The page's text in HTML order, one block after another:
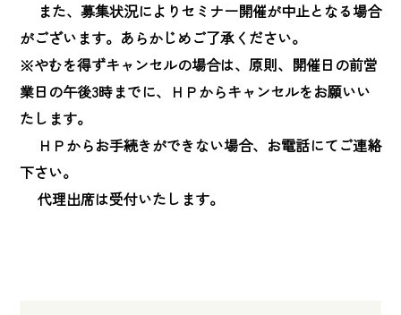
また、募集状況によりセミナー開催が中止となる場合
がございます。あらかじめご了承ください。
※やむを得ずキャンセルの場合は、原則、開催日の前営
業日の午後3時までに、ＨＰからキャンセルをお願いい
たします。
ＨＰからお手続きができない場合、お電話にてご連絡
下さい。
代理出席は受付いたします。